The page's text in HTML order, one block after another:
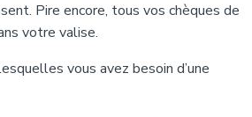
Pire encore, tous vos chèques de
votre valise.
vous avez besoin d’une